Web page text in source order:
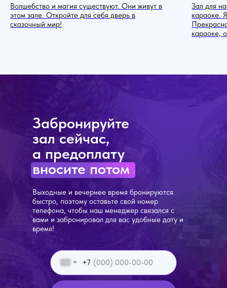
Волшебство и магия существуют. Они живут в
этом зале. Откройте для себя дверь в
сказочный мир!
Зал для
караоке.
караоке,
+7
Забронируйте
зал сейчас,
а предоплату
вносите потом
Выходные и вечернее время бронируются
быстро, поэтому оставьте свой номер
телефона, чтобы наш менеджер связался с
вами и забронировал для вас удобные дату и
время!